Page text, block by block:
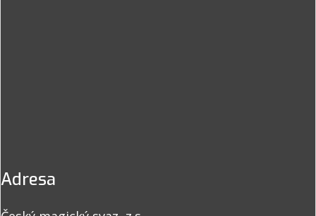
Adresa